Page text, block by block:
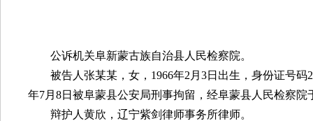
公诉机关阜新蒙古族自治县人民检察院。
被告人张某某，女， 1966年2 月 3日出生，身份证号码
年7月 8日被阜蒙县公安局刑事拘留，经阜蒙县人民检察院
辩护人黄欣，辽宁紫剑律师事务所律师。